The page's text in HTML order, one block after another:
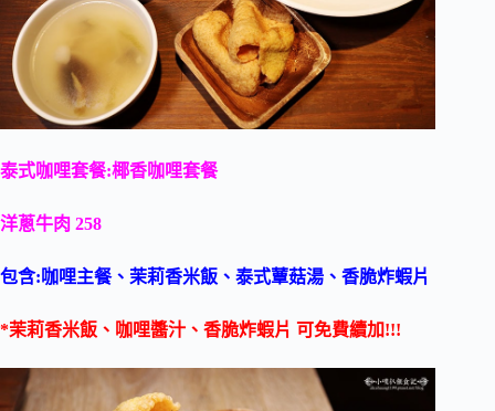
泰式咖哩套餐:椰香咖哩套餐
洋蔥牛肉 258
包含:咖哩主餐、茉莉香米飯、泰式蕈菇湯、香脆炸蝦片
*茉莉香米飯、咖哩醬汁、香脆炸蝦片 可免費續加!!!